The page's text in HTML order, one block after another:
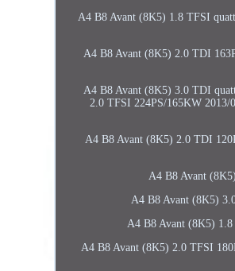
A4 B8 Avant (8K5) 1.8 TFSI
A4 B8 Avant (8K5) 2.0 TDI
A4 B8 Avant (8K5) 3.0 TDI
2.0 TFSI 224PS/165KW
A4 B8 Avant (8K5) 2.0 TDI
A4 B8 Avant
A4 B8 Avant (8K5)
A4 B8 Avant (8K5) 1.8
A4 B8 Avant (8K5) 2.0 TFSI